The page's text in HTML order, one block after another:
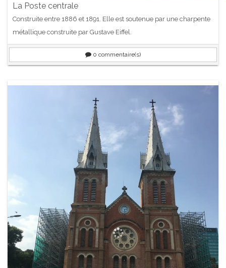
La Poste centrale
Construite entre 1886 et 1891. Elle est soutenue par une charpente
métallique construite par Gustave Eiffel.
0 commentaire(s)